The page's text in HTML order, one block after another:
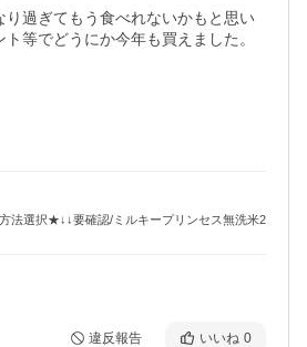
り過ぎてもう食べれないかもと思い
等でどうにか今年も買えました。
法選択★↓↓要確認/ミルキープリンセス無洗米2
違反報告 いいね 0